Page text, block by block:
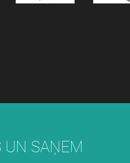
UN SAŅEM